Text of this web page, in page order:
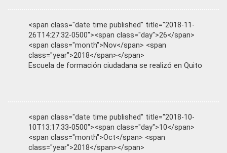
<span class="date time published" title="2018-11-
26T14:27:32-0500"><span class="day">26</span>
<span class="month">Nov</span> <span
class="year">2018</span></span>
Escuela de formación ciudadana se realizó en Quito
<span class="date time published" title="2018-10-
10T13:17:33-0500"><span class="day">10</span>
<span class="month">Oct</span> <span
class="year">2018</span></span>